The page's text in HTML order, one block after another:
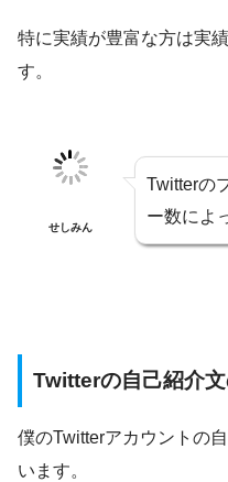
特に実績が豊富な方は実
す。
せしみん
Twitterの
ー数によ
Twitterの自己紹介
僕のTwitterアカウントの
います。